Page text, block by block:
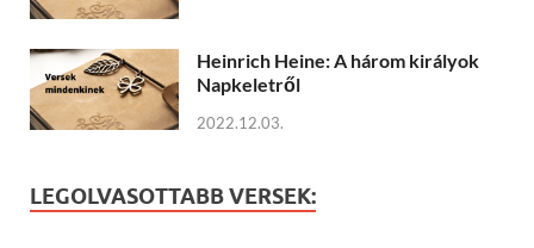
Heinrich Heine: A három királyok
Napkeletről
2022.12.03.
LEGOLVASOTTABB VERSEK: